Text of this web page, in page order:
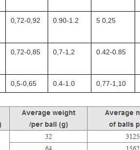
0,72-0,92 0.90-1.2 5 0,25
0,72-0,85 0,7-1,2 0.42-0.85
0,5-0,65 0.4-1.0 0,77-1,10